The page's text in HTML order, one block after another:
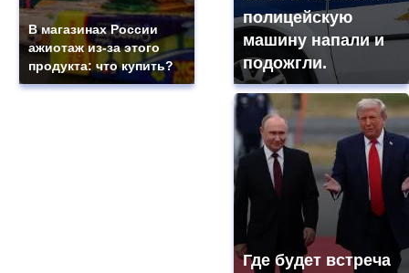
В магазинах России
ажиотаж из-за этого
продукта: что купить?
полицейскую
машину напали и
подожгли.
Где будет встреча